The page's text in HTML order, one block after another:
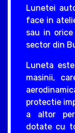
Lunetei
face in
sau in
sector din
Luneta
masinii,
protectie
a altor
dotate cu